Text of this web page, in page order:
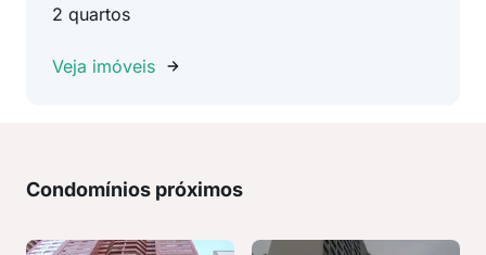
2 quartos
Veja imóveis
Condomínios próximos